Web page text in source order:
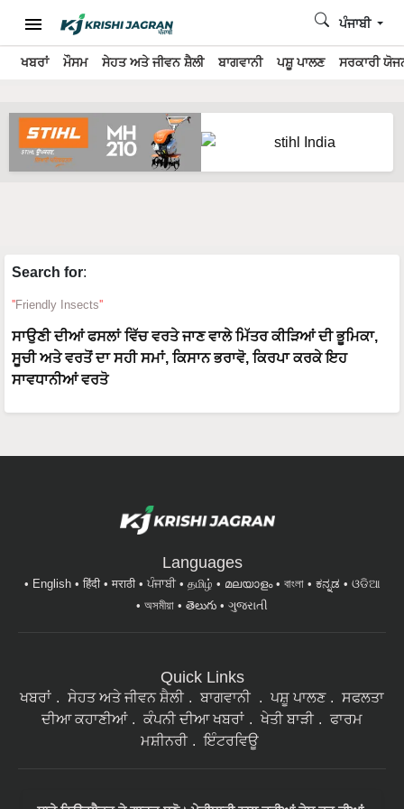
ਖਬਰਾਂ ਮੌਸਮ ਸੇਹਤ ਅਤੇ ਜੀਵਨ ਸ਼ੈਲੀ ਬਾਗਵਾਨੀ ਪਸ਼ੂ ਪਾਲਣ ਸਰਕਾਰੀ
ਪੰਜਾਬੀ
Search for:
Friendly Insects
ਸਾਉਣੀ ਦੀਆਂ ਫਸਲਾਂ ਵਿੱਚ ਵਰਤੇ ਜਾਣ ਵਾਲੇ ਮਿੱਤਰ ਕੀੜਿਆਂ ਦੀ ਭੂਮਿਕਾ,
ਸੂਚੀ ਅਤੇ ਵਰਤੋਂ ਦਾ ਸਹੀ ਸਮਾਂ, ਕਿਸਾਨ ਭਰਾਵੋ, ਕਿਰਪਾ ਕਰਕੇ ਇਹ
ਸਾਵਧਾਨੀਆਂ ਵਰਤੋ
Languages
English हिंदी मराठी ਪੰਜਾਬੀ தமிழ் മലയാളം বাংলা ಕನ್ನಡ
ଓଡିଆ
অসমীয়া
తెలుగు ગુજરાતી
Quick Links
ਖਬਰਾਂ ਸੇਹਤ ਅਤੇ ਜੀਵਨ ਸ਼ੈਲੀ ਬਾਗਵਾਨੀ ਪਸ਼ੂ ਪਾਲਣ
ਸਫਲਤਾ
ਦੀਆ ਕਹਾਣੀਆਂ
ਕੰਪਨੀ ਦੀਆ ਖਬਰਾਂ ਖੇਤੀ ਬਾੜੀ
ਫਾਰਮ
ਮਸ਼ੀਨਰੀ
ਇੰਟਰਵਿਊ